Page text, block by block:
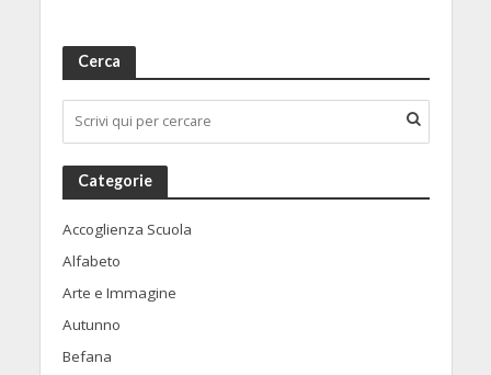
Cerca
Categorie
Accoglienza Scuola
Alfabeto
Arte e Immagine
Autunno
Befana